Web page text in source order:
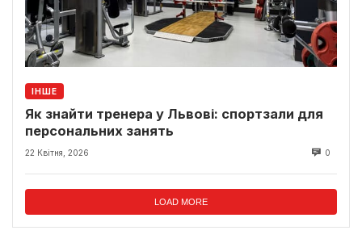
ІНШЕ
Як знайти тренера у Львові: спортзали для
персональних занять
22 Квітня, 2026 0
LOAD MORE